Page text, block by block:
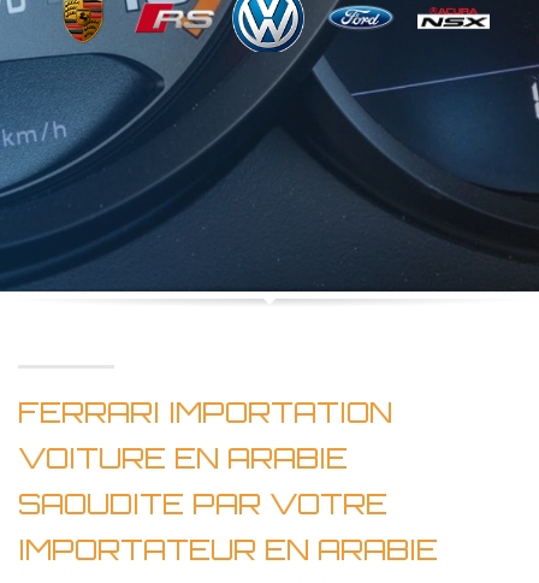
FERRARI IMPORTATION
VOITURE EN ARABIE
SAOUDITE PAR VOTRE
IMPORTATEUR EN ARABIE